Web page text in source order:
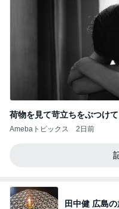
荷物を見て苛立ちをぶつけ
Amebaトピックス 2日前
田中健 広島